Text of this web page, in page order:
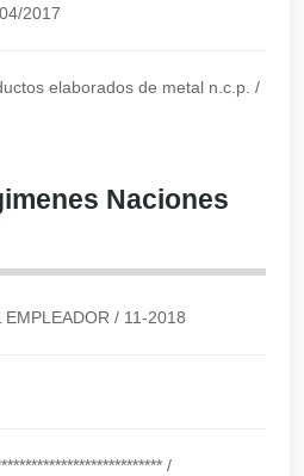
2017
elaborados de metal n.c.p. /
Naciones
EMPLEADOR / 11-2018
/